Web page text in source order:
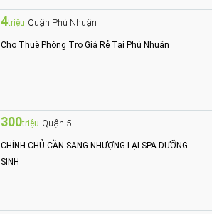
4triệu Quận Phú Nhuận
Cho Thuê Phòng Trọ Giá Rẻ Tại Phú Nhuận
300triệu Quận 5
CHÍNH CHỦ CẦN SANG NHƯỢNG LẠI SPA DƯỠNG
SINH